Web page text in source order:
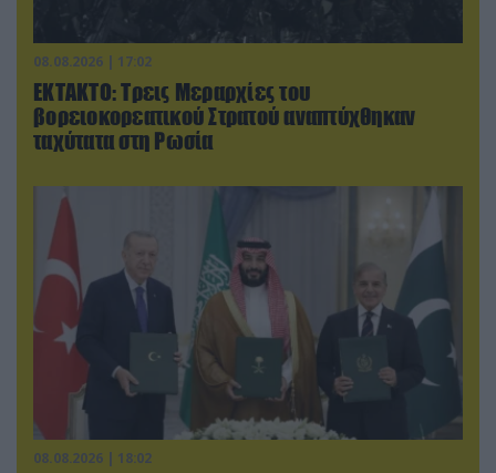
08.08.2026 | 17:02
ΕΚΤΑΚΤΟ: Τρεις Μεραρχίες του
βορειοκορεατικού Στρατού αναπτύχθηκαν
ταχύτατα στη Ρωσία
08.08.2026 | 18:02